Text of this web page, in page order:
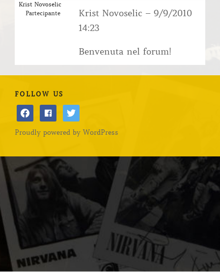
Krist Novoselic
Partecipante
Krist Novoselic – 9/9/2010
14:23
Benvenuta nel forum!
FOLLOW US
facebookfacebooktwitter
Proudly powered by WordPress